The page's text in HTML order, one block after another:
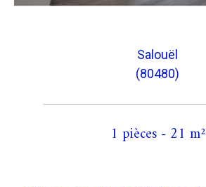
Salouël
(80480)
1 pièces - 21 m²